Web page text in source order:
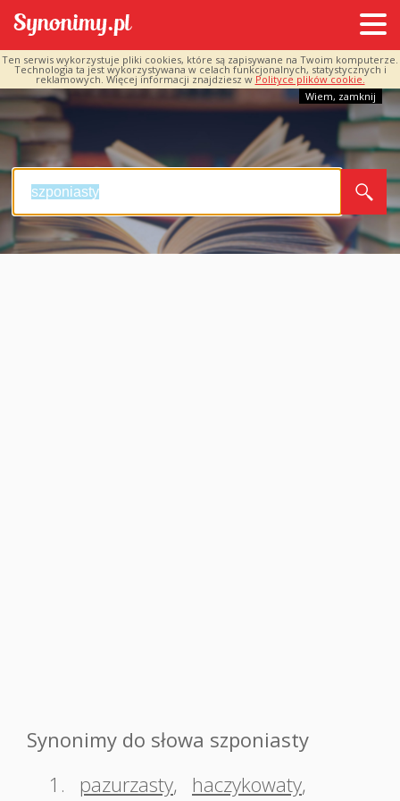
Ten serwis wykorzystuje pliki cookies, które są zapisywane na Twoim komputerze.
Technologia ta jest wykorzystywana w celach funkcjonalnych, statystycznych i
reklamowych. Więcej informacji znajdziesz w Polityce plików cookie.
Wiem, zamknij
Synonimy do słowa szponiasty
1.
pazurzasty, haczykowaty,